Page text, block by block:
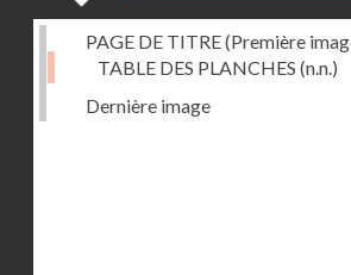
PAGE DE TITRE (Première
TABLE DES PLANCHES (n.n.)
Dernière image